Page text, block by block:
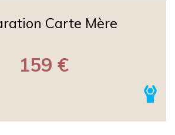
Carte Mère
159 €